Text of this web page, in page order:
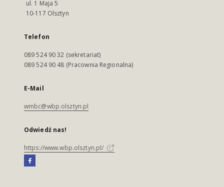
ul. 1 Maja 5
10-117 Olsztyn
Telefon
089 524 90 32 (sekretariat)
089 524 90 48 (Pracownia Regionalna)
E-Mail
wmbc@wbp.olsztyn.pl
Odwiedź nas!
https://www.wbp.olsztyn.pl/